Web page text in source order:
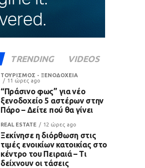
TRENDING VIDEOS
ΤΟΥΡΙΣΜΟΣ - ΞΕΝΟΔΟΧΕΙΑ
11 ώρες ago
“Πράσινο φως” για νέο
ξενοδοχείο 5 αστέρων στην
Πάρο – Δείτε πού θα γίνει
REAL ESTATE 12 ώρες ago
Ξεκίνησε η διόρθωση στις
τιμές ενοικίων κατοικίας στο
κέντρο του Πειραιά – Τι
δείχνουν οι τάσεις